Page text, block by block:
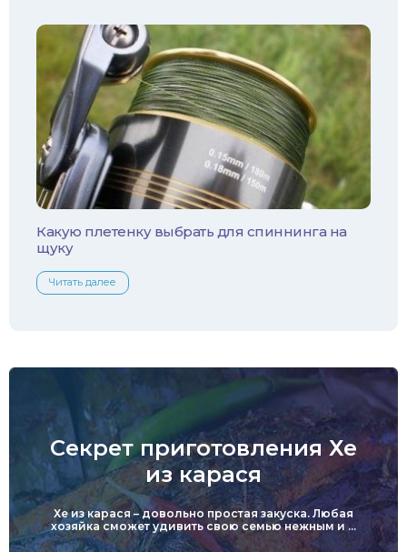
Чехонь
Какую плетенку выбрать для спиннинга на
щуку
Читать далее
Секрет приготовления Хе
из карася
Хе из карася – довольно простая закуска. Любая
хозяйка сможет удивить свою семью нежным и ...